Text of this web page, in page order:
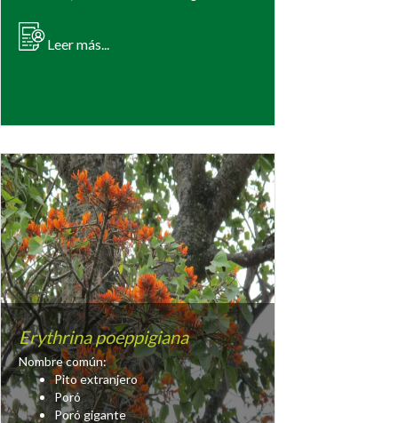
Leer más...
Erythrina poeppigiana
Nombre común:
Pito extranjero
Poró
Poró gigante